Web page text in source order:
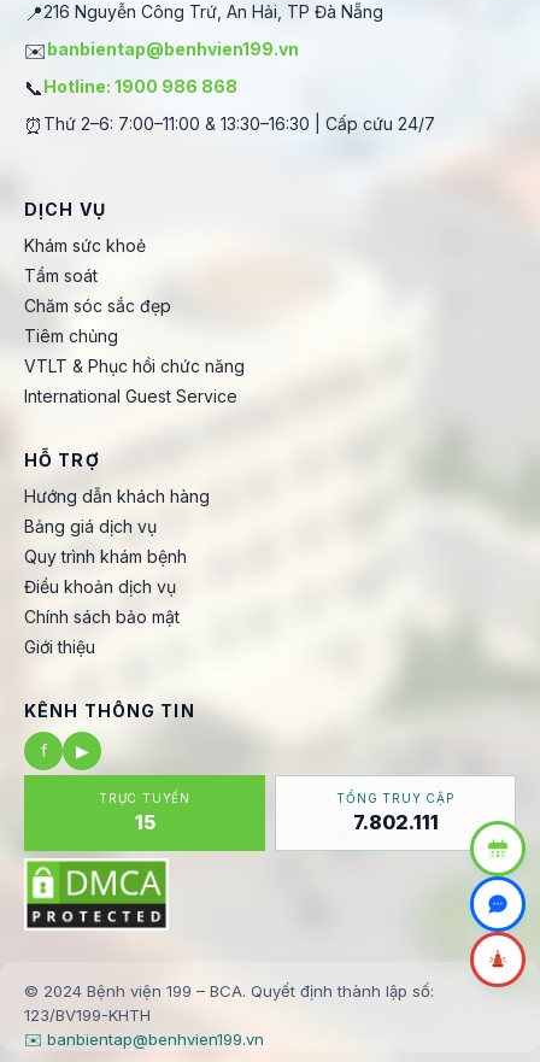
📍216 Nguyễn Công Trứ, An Hải, TP Đà Nẵng
✉️banbientap@benhvien199.vn
📞Hotline: 1900 986 868
⏰ Thứ 2–6: 7:00–11:00 & 13:30–16:30 | Cấp cứu 24/7
DỊCH VỤ
Khám sức khoẻ
Tầm soát
Chăm sóc sắc đẹp
Tiêm chủng
VTLT & Phục hồi chức năng
International Guest Service
HỖ TRỢ
Hướng dẫn khách hàng
Bảng giá dịch vụ
Quy trình khám bệnh
Điều khoản dịch vụ
Chính sách bảo mật
Giới thiệu
KÊNH THÔNG TIN
f
▶
TRỰC TUYẾN
15
TỔNG TRUY CẬP
7.802.111
© 2024 Bệnh viện 199 – BCA. Quyết định thành lập số:
123/BV199-KHTH
✉️ banbientap@benhvien199.vn